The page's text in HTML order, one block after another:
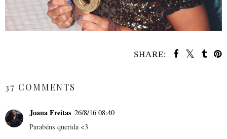
SHARE:
37 COMMENTS
Joana Freitas 26/8/16 08:40
Parabéns querida <3